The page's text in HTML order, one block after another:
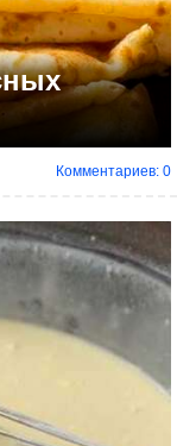
Комментариев: 0